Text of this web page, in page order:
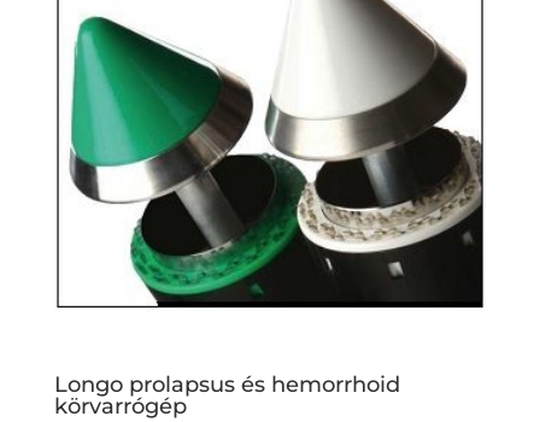
Longo prolapsus és hemorrhoid
körvarrógép